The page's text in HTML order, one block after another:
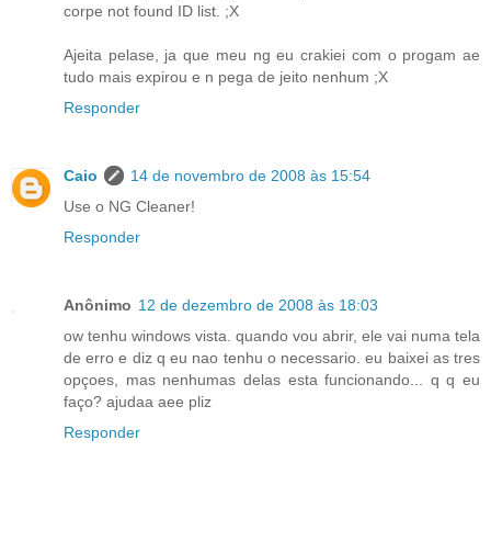
corpe not found ID list. ;X
Ajeita pelase, ja que meu ng eu crakiei com o progam ae
tudo mais expirou e n pega de jeito nenhum ;X
Responder
Caio
14 de novembro de 2008 às 15:54
Use o NG Cleaner!
Responder
Anônimo 12 de dezembro de 2008 às 18:03
ow tenhu windows vista. quando vou abrir, ele vai numa tela
de erro e diz q eu nao tenhu o necessario. eu baixei as tres
opçoes, mas nenhumas delas esta funcionando... q q eu
faço? ajudaa aee pliz
Responder